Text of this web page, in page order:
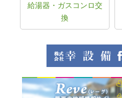
給湯器・ガスコンロ交
換